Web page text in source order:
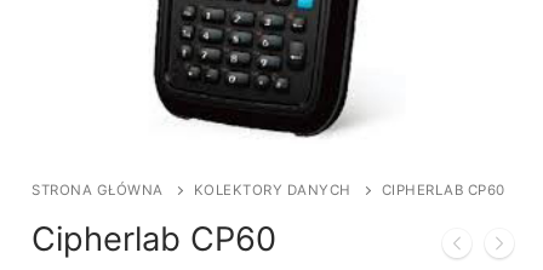
STRONA GŁÓWNA KOLEKTORY DANYCH CIPHERLAB CP60
Cipherlab CP60